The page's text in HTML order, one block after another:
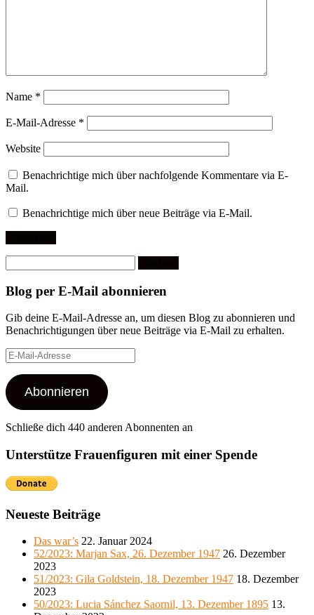
Name *
E-Mail-Adresse *
Website
Benachrichtige mich über nachfolgende Kommentare via E-
Mail.
Benachrichtige mich über neue Beiträge via E-Mail.
nach:
Blog per E-Mail abonnieren
Gib deine E-Mail-Adresse an, um diesen Blog zu abonnieren und
Benachrichtigungen über neue Beiträge via E-Mail zu erhalten.
E-
Mail-
Adresse
Abonnieren
Schließe dich 440 anderen Abonnenten an
Unterstütze Frauenfiguren mit einer Spende
Neueste Beiträge
Das war’s 22. Januar 2024
52/2023: Marjan Sax, 26. Dezember 1947 26. Dezember
2023
51/2023: Gila Goldstein, 18. Dezember 1947 18. Dezember
2023
50/2023: Lucia Sánchez Saornil, 13. Dezember 1895 13.